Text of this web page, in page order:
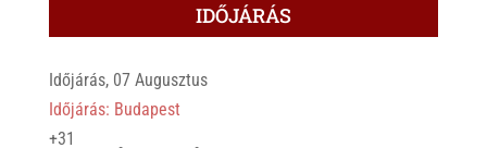
IDŐJÁRÁS
Időjárás, 07 Augusztus
Időjárás: Budapest
+31